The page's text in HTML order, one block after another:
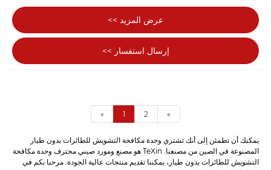
متطلبات أنظمة الترددات اللاسلكية المختلفة لتضخيم الإشارة
عالية الطاقة. سواء كان الأمر يتعلق بالاتصالات اللاسلكية أو
أنظمة الرادار أو التدابير الإلكترونية المضادة أو اختبار الترددات
اللاسلكية، فيمكنها إظهار الأداء المتميز. Rx كشركة مصنعة
محترفة للوحدات، يمكنك شراء الوحدات من مصنعنا بثقة،
عرض المزيد >>
إرسال استفسار >>
« 1 2 »
يمكنك أن تطمئن إلى أنك تشتري وحدة مكافحة التشويش للطائرات بدون طيار
المصنوعة في الصين من مصنعنا. TeXin هو مصنع ومورد صيني محترف وحدة مكافحة
التشويش للطائرات بدون طيار، يمكننا تقديم منتجات عالية الجودة. مرحبا بكم في